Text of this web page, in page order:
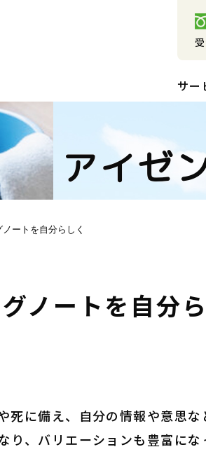
サー
アイゼ
ートを自分らしく
ノートを自分
死に備え、自分の情報や意思な
り、バリエーションも豊富に